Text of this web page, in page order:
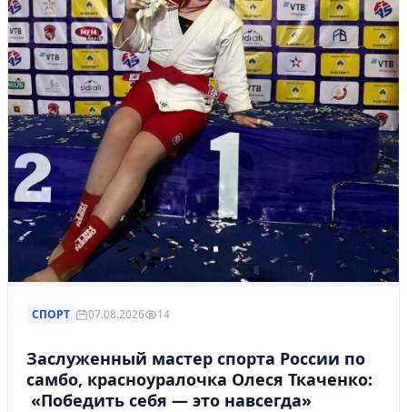
СПОРТ 07.08.2026 14
Заслуженный мастер спорта России по
самбо, красноуралочка Олеся Ткаченко:
«Победить себя — это навсегда»